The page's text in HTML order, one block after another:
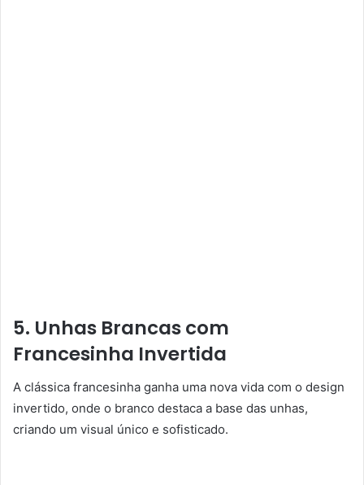
5. Unhas Brancas com
Francesinha Invertida
A clássica francesinha ganha uma nova vida com o design
invertido, onde o branco destaca a base das unhas,
criando um visual único e sofisticado.